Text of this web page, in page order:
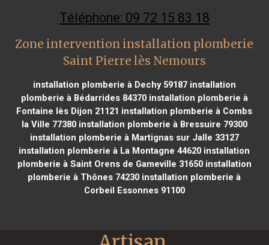
Téléphone: 09 72 15 83 18
Zone intervention installation plomberie
Saint Pierre lès Nemours
installation plomberie à Dechy 59187installation
plomberie à Bédarrides 84370installation plomberie à
Fontaine lès Dijon 21121 installation plomberie à Combs
la Ville 77380installation plomberie à Bressuire 79300
installation plomberie à Martignas sur Jalle 33127
installation plomberie à La Montagne 44620 installation
plomberie à Saint Orens de Gameville 31650installation
plomberie à Thônes 74230 installation plomberie à
Corbeil Essonnes 91100